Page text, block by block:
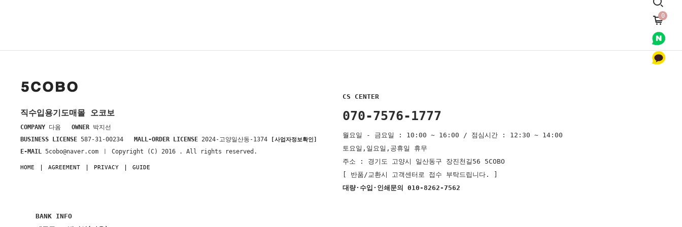
0
직수입용기도매몰 오코보
COMPANY 다옴 OWNER 박지선
BUSINESS LICENSE 587-31-00234 MALL-ORDER LICENSE 2024-고양일산동-1374 [사업자정보확인]
E-MAIL 5cobo@naver.com ㅣ Copyright (C) 2016 . All rights reserved.
HOME AGREEMENT PRIVACY GUIDE
CS CENTER
070-7576-1777
월요일 - 금요일 : 10:00 ~ 16:00 / 점심시간 : 12:30 ~ 14:00
토요일,일요일,공휴일 휴무
주소 : 경기도 고양시 일산동구 장진천길56 5COBO
[ 반품/교환시 고객센터로 접수 부탁드립니다. ]
대량·수입·인쇄문의 010-8262-7562
BANK INFO